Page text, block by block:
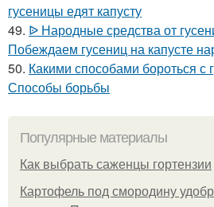
гусеницы едят капусту
49. ᐉ Народные средства от
Побеждаем гусениц на капусте
50. Какими способами бороться с
Способы борьбы
Популярные материалы
Как выбрать саженцы гортензии
Картофель под смородину